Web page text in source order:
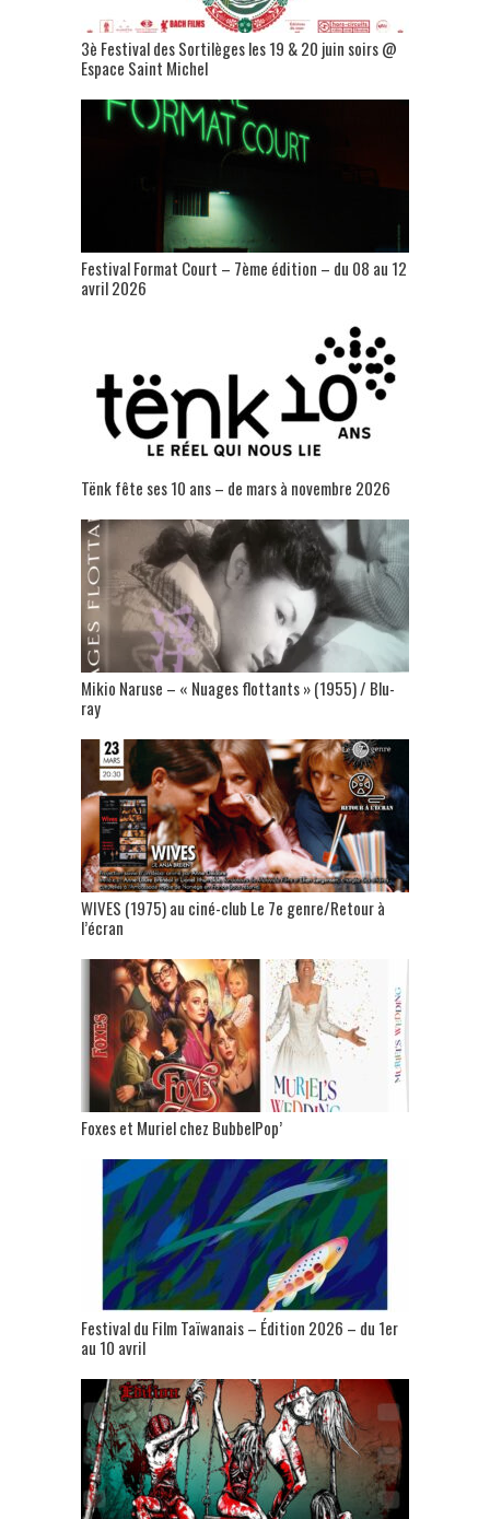
3è Festival des Sortilèges les 19 & 20 juin soirs @
Espace Saint Michel
Festival Format Court – 7ème édition – du 08 au 12
avril 2026
Tënk fête ses 10 ans – de mars à novembre 2026
Mikio Naruse – « Nuages flottants » (1955) / Blu-
ray
WIVES (1975) au ciné-club Le 7e genre/Retour à
l’écran
Foxes et Muriel chez BubbelPop’
Festival du Film Taïwanais – Édition 2026 – du 1er
au 10 avril